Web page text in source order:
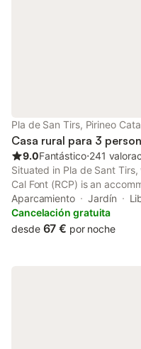
Pla de San Tirs, Pirineo
Casa rural para 3
9.0Fantástico⋅241
Situated in Pla de Sant
Cal Font (RCP) is an
With free private parking,
and 38 km from Meritxell
Aparcamiento Jardín
Cancelación gratuita
desde 67 € por noche